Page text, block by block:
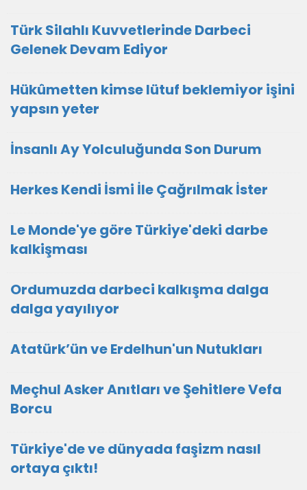
Türk Silahlı Kuvvetlerinde Darbeci
Gelenek Devam Ediyor
Hükûmetten kimse lütuf beklemiyor işini
yapsın yeter
İnsanlı Ay Yolculuğunda Son Durum
Herkes Kendi İsmi İle Çağrılmak İster
Le Monde'ye göre Türkiye'deki darbe
kalkişması
Ordumuzda darbeci kalkışma dalga
dalga yayılıyor
Atatürk’ün ve Erdelhun'un Nutukları
Meçhul Asker Anıtları ve Şehitlere Vefa
Borcu
Türkiye'de ve dünyada faşizm nasıl
ortaya çıktı!